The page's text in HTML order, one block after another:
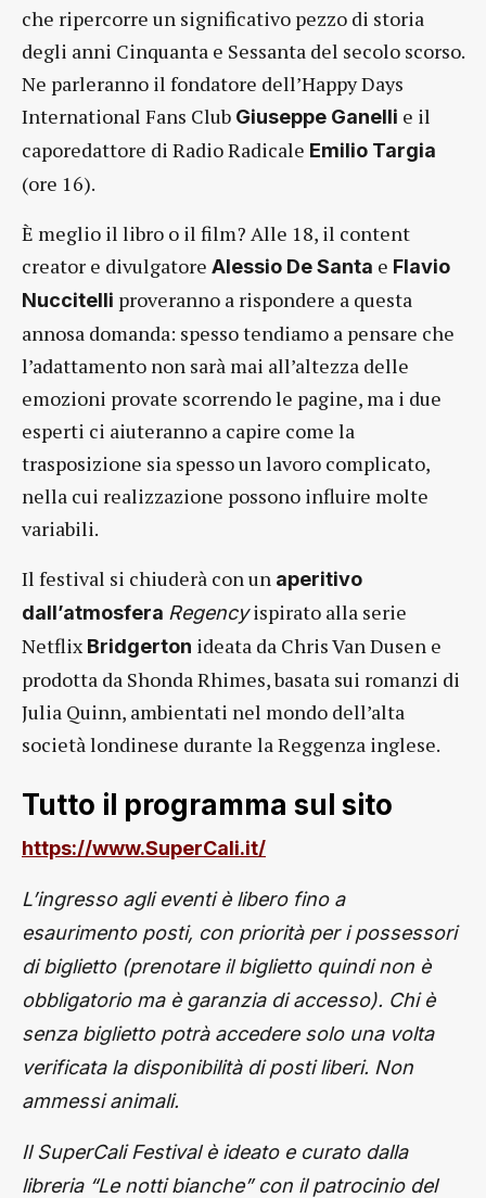
che ripercorre un significativo pezzo di storia
degli anni Cinquanta e Sessanta del secolo scorso.
Ne parleranno il fondatore dell’Happy Days
International Fans Club Giuseppe Ganelli e il
caporedattore di Radio Radicale Emilio Targia
(ore 16).
È meglio il libro o il film? Alle 18, il content
creator e divulgatore Alessio De Santa e Flavio
Nuccitelli proveranno a rispondere a questa
annosa domanda: spesso tendiamo a pensare che
l’adattamento non sarà mai all’altezza delle
emozioni provate scorrendo le pagine, ma i due
esperti ci aiuteranno a capire come la
trasposizione sia spesso un lavoro complicato,
nella cui realizzazione possono influire molte
variabili.
Il festival si chiuderà con un aperitivo
dall’atmosfera Regencyispirato alla serie
Netflix Bridgerton ideata da Chris Van Dusen e
prodotta da Shonda Rhimes, basata sui romanzi di
Julia Quinn, ambientati nel mondo dell’alta
società londinese durante la Reggenza inglese.
Tutto il programma sul sito
https://www.SuperCali.it/
L’ingresso agli eventi è libero fino a
esaurimento posti, con priorità per i possessori
di biglietto (prenotare il biglietto quindi non è
obbligatorio ma è garanzia di accesso). Chi è
senza biglietto potrà accedere solo una volta
verificata la disponibilità di posti liberi. Non
ammessi animali.
Il SuperCali Festival è ideato e curato dalla
libreria “Le notti bianche” con il patrocinio del